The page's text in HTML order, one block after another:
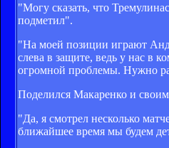
"Могу сказать, что
подметил".
"На моей позиции играют
слева в защите, ведь у нас в
огромной проблемы. Нужно
Поделился Макаренко и
"Да, я смотрел несколько
ближайшее время мы будем